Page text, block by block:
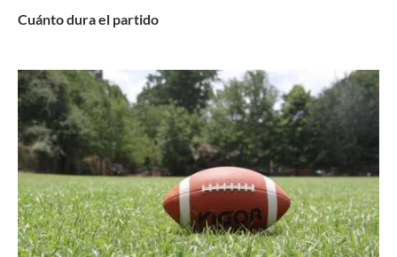
Cuánto dura el partido